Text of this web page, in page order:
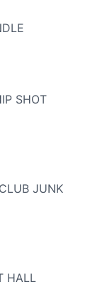
SHOT
JUNK
HALL